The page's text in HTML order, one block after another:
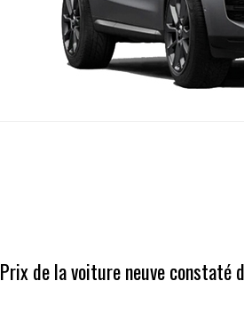
de la voiture neuve constaté